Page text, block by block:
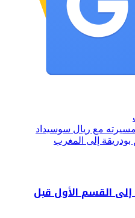
مسيرته مع ريال سوسيداد
بودريقة إلى المغرب
القسم الأول قبل